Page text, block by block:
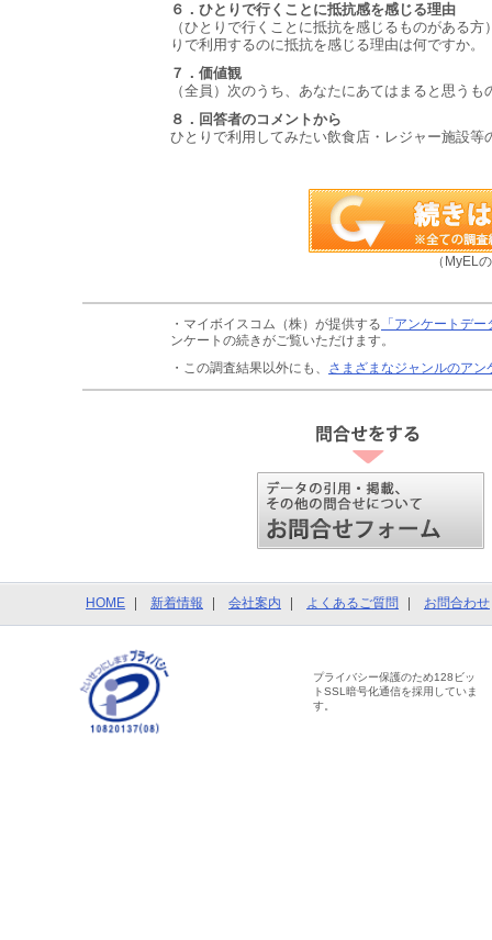
６．ひとりで行くことに抵抗感を感じる理由
（ひとりで行くことに抵抗を感じるものがある
りで利用するのに抵抗を感じる理由は何ですか。
７．価値観
（全員）次のうち、あなたにあてはまると思う
８．回答者のコメントから
ひとりで利用してみたい飲食店・レジャー施設等
（MyEL
・マイボイスコム（株）が提供する 「アンケートデ
ンケートの続きがご覧いただけます。
・この調査結果以外にも、 さまざまなジャンルのアン
HOME 新着情報 会社案内 よくあるご質問 お問合わせ
プライバシー保護のため128ビッ
トSSL暗号化通信を採用していま
す。